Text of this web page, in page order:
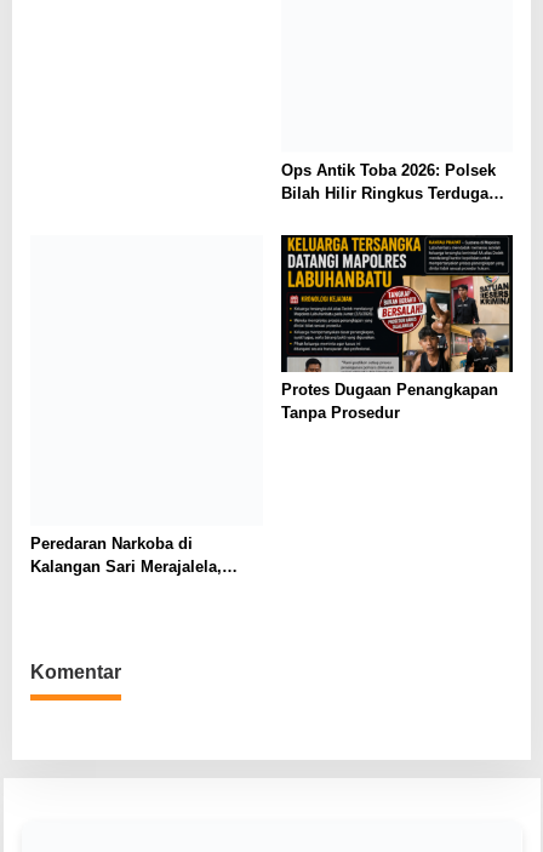
Ops Antik Toba 2026: Polsek
Bilah Hilir Ringkus Terduga
Sawit
Peredaran Narkoba di
Kalangan Sari Merajalela,
Protes Dugaan Penangkapan
Tanpa Prosedur
Komentar